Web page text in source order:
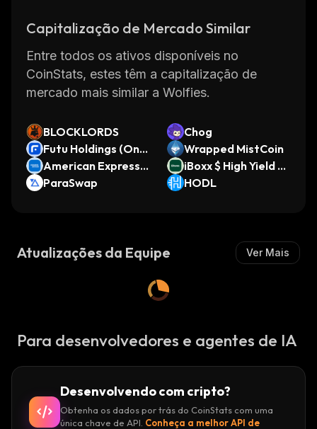
Capitalização de Mercado Similar
Entre todos os ativos disponíveis no
CoinStats, estes têm a capitalização de
mercado mais similar a Wolfies.
BLOCKLORDS
Chog
Futu Holdings (Ond
o Tokenized Stock)
Wrapped MistCoin
American Express
(Ondo Tokenized St
iBoxx $ High Yield C
orporate Bond ETF
ParaSwap HODL
Atualizações da Equipe Ver Mais
Para desenvolvedores e agentes de IA
Desenvolvendo com cripto?
Obtenha os dados por trás do CoinStats com uma
única chave de API. Conheça a melhor API de